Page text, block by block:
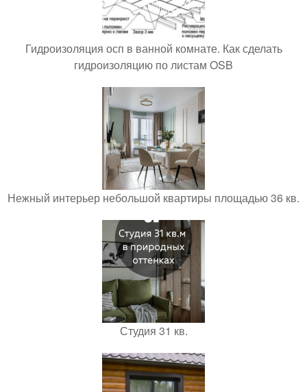
Гидроизоляция осп в ванной комнате. Как сделать
гидроизоляцию по листам OSB
Нежный интерьер небольшой квартиры площадью 36 кв.
Студия 31 кв.